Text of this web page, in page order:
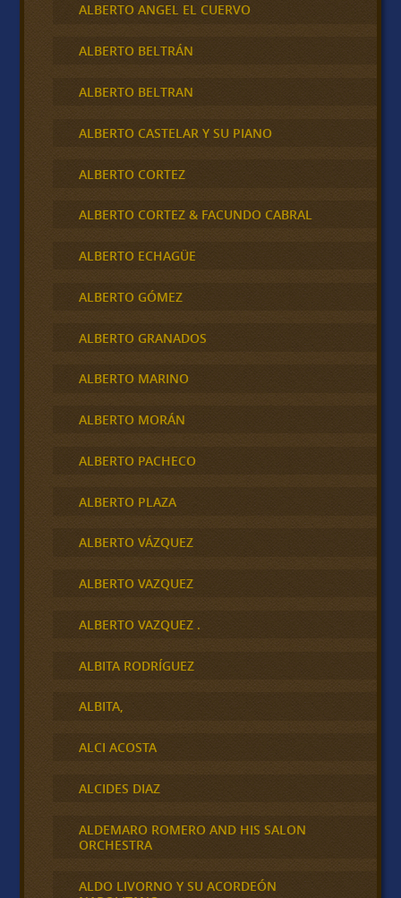
ALBERTO ANGEL EL CUERVO
ALBERTO BELTRÁN
ALBERTO BELTRAN
ALBERTO CASTELAR Y SU PIANO
ALBERTO CORTEZ
ALBERTO CORTEZ & FACUNDO CABRAL
ALBERTO ECHAGÜE
ALBERTO GÓMEZ
ALBERTO GRANADOS
ALBERTO MARINO
ALBERTO MORÁN
ALBERTO PACHECO
ALBERTO PLAZA
ALBERTO VÁZQUEZ
ALBERTO VAZQUEZ
ALBERTO VAZQUEZ .
ALBITA RODRÍGUEZ
ALBITA,
ALCI ACOSTA
ALCIDES DIAZ
ALDEMARO ROMERO AND HIS SALON
ORCHESTRA
ALDO LIVORNO Y SU ACORDEÓN